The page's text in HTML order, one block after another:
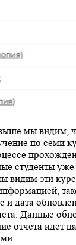
мы видим,
по семи
студенты
видим эти
и дата
Данные
отчета идет